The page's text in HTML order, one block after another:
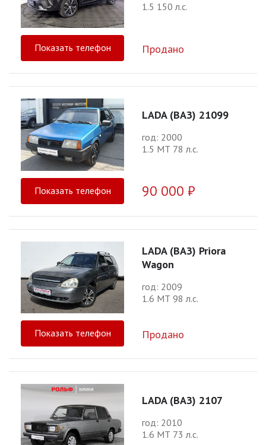
1.5 150 л.с.
Показать телефон Продано
LADA (ВАЗ) 21099
год: 2000
1.5 МТ 78 л.с.
Показать телефон 90 000 ₽
LADA (ВАЗ) Priora
Wagon
год: 2009
1.6 МТ 98 л.с.
Показать телефон Продано
LADA (ВАЗ) 2107
год: 2010
1.6 МТ 73 л.с.